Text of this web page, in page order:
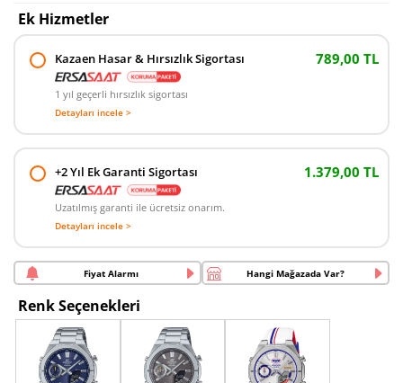
Ek Hizmetler
Kazaen Hasar & Hırsızlık Sigortası 789,00 TL
1 yıl geçerli hırsızlık sigortası
Detayları incele >
+2 Yıl Ek Garanti Sigortası 1.379,00 TL
Uzatılmış garanti ile ücretsiz onarım.
Detayları incele >
Fiyat Alarmı Hangi Mağazada Var?
Renk Seçenekleri